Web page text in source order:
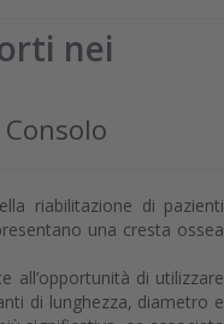
nei
riabilitazione di pazienti
una cresta ossea
all’opportunità di utilizzare
di lunghezza, diametro e